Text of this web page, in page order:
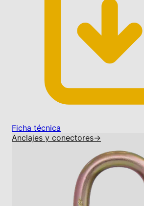
Ficha técnica
Anclajes y conectores→